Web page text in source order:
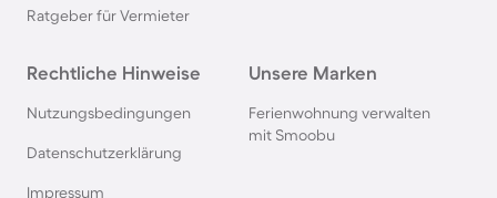
Ferienwohnungen mit Meerblick in Heiligenhafen
Ratgeber für Vermieter
Rechtliche Hinweise
Nutzungsbedingungen
Datenschutzerklärung
Impressum
Unsere Marken
Ferienwohnung verwalten
mit Smoobu